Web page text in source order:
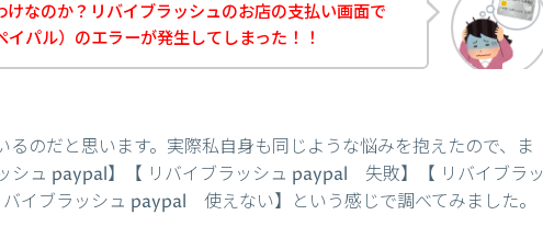
けなのか？リバイブラッシュのお店の支払い画面で
イパル）のエラーが発生してしまった！！
るのだと思います。実際私自身も同じような悩みを抱えたので、ま
シュ paypal】【 リバイブラッシュ paypal 失敗】【 リバイブラッ
イブラッシュ paypal 使えない】という感じで調べてみました。